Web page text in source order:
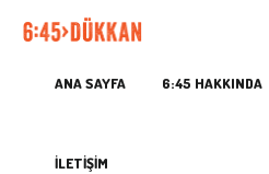
ANA SAYFA 6:45 HAKKINDA
İLETİŞİM